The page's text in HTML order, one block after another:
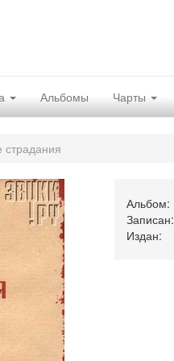
Альбомы Чарты
страдания
Альбом:
Записан:
Издан: